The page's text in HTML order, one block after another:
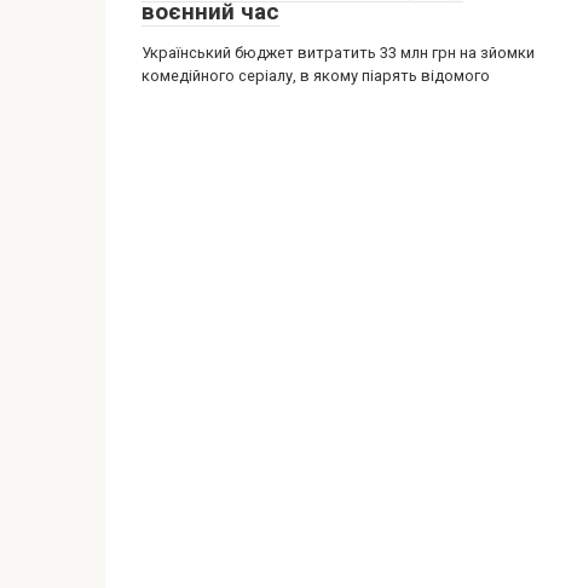
воєнний час
Український бюджет витратить 33 млн грн на зйомки
комедійного серіалу, в якому піарять відомого